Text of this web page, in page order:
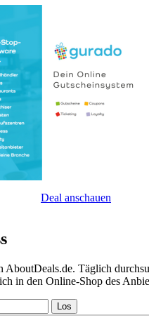
Deal anschauen
AboutDeals.de. Täglich
in den Online-Shop des
Los